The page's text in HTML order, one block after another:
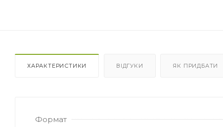
ХАРАКТЕРИСТИКИ ВІДГУКИ ЯК ПРИДБАТИ
Формат